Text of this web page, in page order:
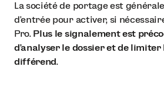
La société de portage est
d’entrée pour activer, si
Pro. Plus le signalement est
d’analyser le dossier et de limiter
différend.